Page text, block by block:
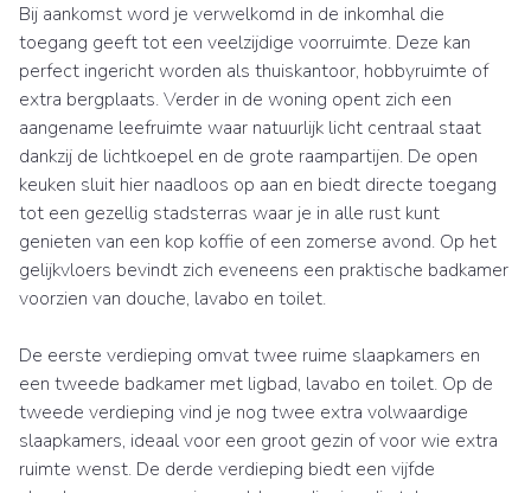
Bij aankomst word je verwelkomd in de inkomhal die
toegang geeft tot een veelzijdige voorruimte. Deze kan
perfect ingericht worden als thuiskantoor, hobbyruimte of
extra bergplaats. Verder in de woning opent zich een
aangename leefruimte waar natuurlijk licht centraal staat
dankzij de lichtkoepel en de grote raampartijen. De open
keuken sluit hier naadloos op aan en biedt directe toegang
tot een gezellig stadsterras waar je in alle rust kunt
genieten van een kop koffie of een zomerse avond. Op het
gelijkvloers bevindt zich eveneens een praktische badkamer
voorzien van douche, lavabo en toilet.
De eerste verdieping omvat twee ruime slaapkamers en
een tweede badkamer met ligbad, lavabo en toilet. Op de
tweede verdieping vind je nog twee extra volwaardige
slaapkamers, ideaal voor een groot gezin of voor wie extra
ruimte wenst. De derde verdieping biedt een vijfde